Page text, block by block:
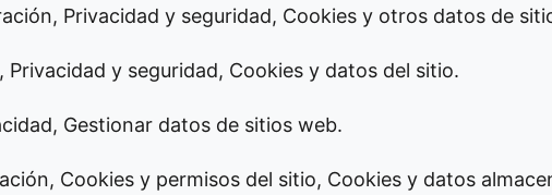
Privacidad y seguridad, Cookies y otros datos de
Privacidad y seguridad, Cookies y datos del sitio.
Gestionar datos de sitios web.
Cookies y permisos del sitio, Cookies y datos